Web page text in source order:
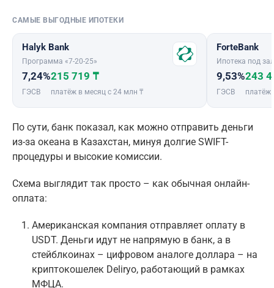
САМЫЕ ВЫГОДНЫЕ ИПОТЕКИ
Halyk Bank
Программа «7-20-25»
7,24%
ГЭСВ
215 719 ₸
платёж в месяц с 24 млн ₸
ForteBank
Ипотека под
9,53%
ГЭСВ
243
платёж
По сути, банк показал, как можно отправить деньги
из-за океана в Казахстан, минуя долгие SWIFT-
процедуры и высокие комиссии.
Схема выглядит так просто – как обычная онлайн-
оплата:
Американская компания отправляет оплату в
USDT. Деньги идут не напрямую в банк, а в
стейблкоинах – цифровом аналоге доллара – на
криптокошелек Deliryo, работающий в рамках
МФЦА.